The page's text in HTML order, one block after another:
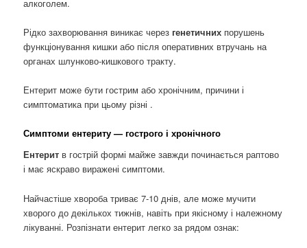
алкоголем.
Рідко захворювання виникає через генетичних порушень
функціонування кишки або після оперативних втручань на
органах шлунково-кишкового тракту.
Ентерит може бути гострим або хронічним, причини і
симптоматика при цьому різні .
Симптоми ентериту — гострого і хронічного
Ентерит в гострій формі майже завжди починається раптово
і має яскраво виражені симптоми.
Найчастіше хвороба триває 7-10 днів, але може мучити
хворого до декількох тижнів, навіть при якісному і належному
лікуванні. Розпізнати ентерит легко за рядом ознак: